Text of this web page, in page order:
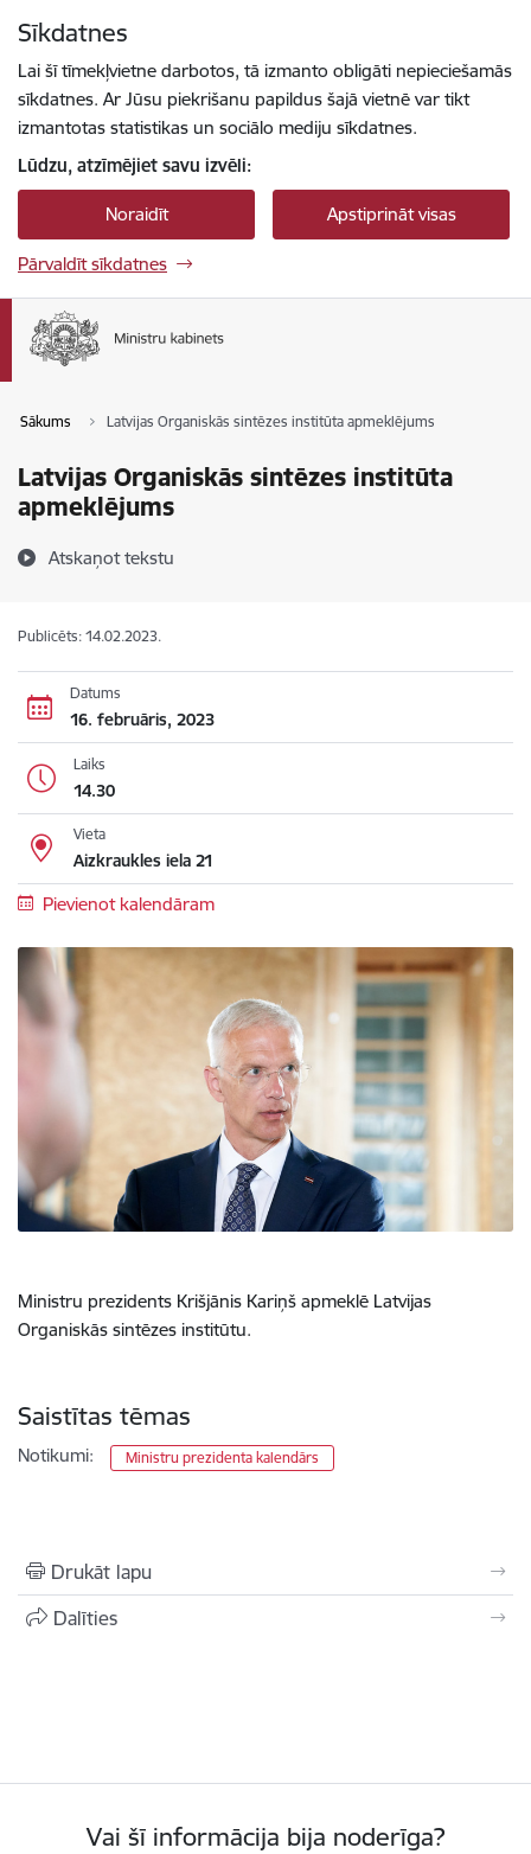
Sīkdatnes
Lai šī tīmekļvietne darbotos, tā izmanto obligāti nepieciešamās
sīkdatnes. Ar Jūsu piekrišanu papildus šajā vietnē var tikt
izmantotas statistikas un sociālo mediju sīkdatnes.
Lūdzu, atzīmējiet savu izvēli:
Noraidīt Apstiprināt visas
Pārvaldīt sīkdatnes
Sākums Latvijas Organiskās sintēzes institūta apmeklējums
Latvijas Organiskās sintēzes institūta
apmeklējums
Atskaņot tekstu
Publicēts: 14.02.2023.
Datums
16. februāris, 2023
Laiks
14.30
Vieta
Aizkraukles iela 21
Pievienot kalendāram
Ministru prezidents Krišjānis Kariņš apmeklē Latvijas
Organiskās sintēzes institūtu.
Saistītas tēmas
Notikumi: Ministru prezidenta kalendārs
Drukāt lapu
Dalīties
Vai šī informācija bija noderīga?